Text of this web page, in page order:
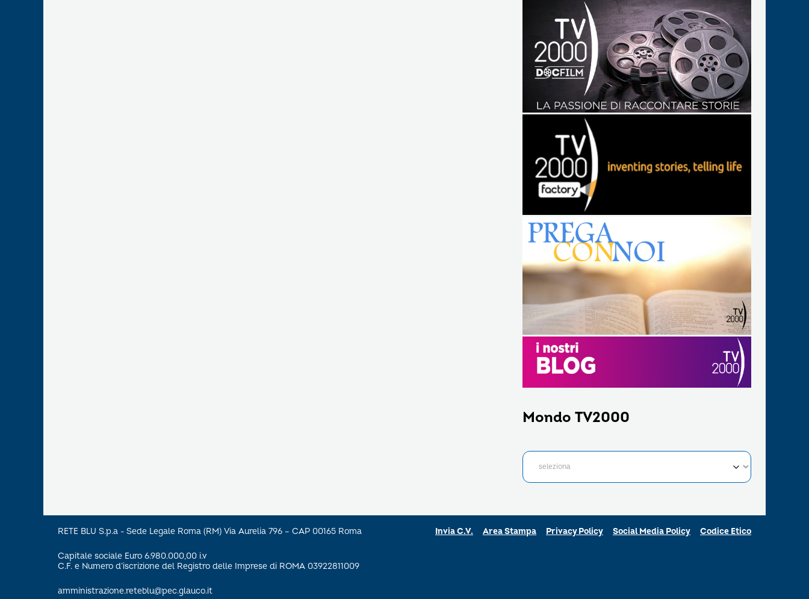
Mondo TV2000
RETE BLU S.p.a - Sede Legale Roma (RM) Via Aurelia 796 – CAP 00165 Roma
Capitale sociale Euro 6.980.000,00 i.v
C.F. e Numero d’iscrizione del Registro delle Imprese di ROMA 03922811009
amministrazione.reteblu@pec.glauco.it
Invia C.V. Area Stampa Privacy Policy Social Media Policy Codice Etico